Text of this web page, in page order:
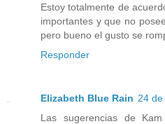
Estoy totalmente de
importantes y que no
pero bueno el gusto se
Responder
Elizabeth Blue Rain 24
Las sugerencias de